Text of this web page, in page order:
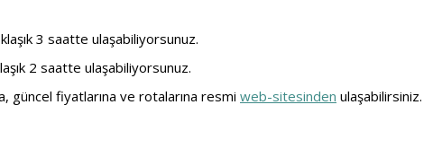
3 saatte ulaşabiliyorsunuz.
2 saatte ulaşabiliyorsunuz.
güncel fiyatlarına ve rotalarına resmi web-sitesinden ulaşabilirsiniz.